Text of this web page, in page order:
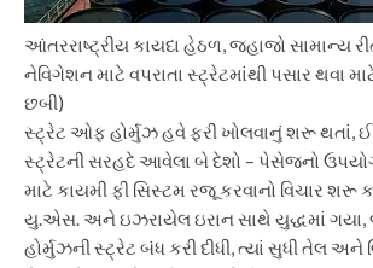
આંતરરાષ્ટ્રીય કાયદા હેઠળ, જહાજો સામાન્ય
નેવિગેશન માટે વપરાતા સ્ટ્રેટમાંથી પસાર થવા
છબી)
સ્ટ્રેટ ઓફ હોર્મુઝ હવે ફરી ખોલવાનું શરૂ થતાં,
સ્ટ્રેટની સરહદે આવેલા બે દેશો – પેસેજનો
માટે કાયમી ફી સિસ્ટમ રજૂ કરવાનો વિચાર શરૂ
યુ.એસ. અને ઇઝરાયેલ ઇરાન સાથે યુદ્ધમાં ગયા,
હોર્મુઝની સ્ટ્રેટ બંધ કરી દીધી, ત્યાં સુધી તેલ અને